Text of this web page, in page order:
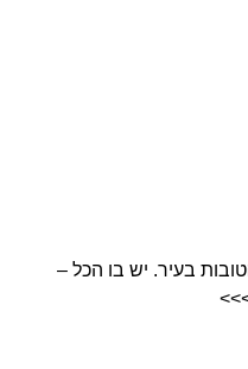
בעיר. יש בו הכל –